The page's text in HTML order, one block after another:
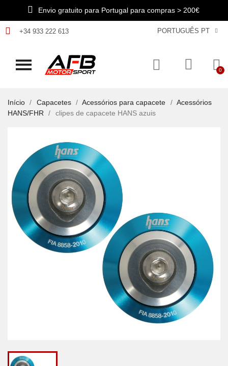
Envio gratuito para Portugal para compras > 200€
+34 933 222 613 PORTUGUÊS PT
Início Capacetes Acessórios para capacete
Acessórios
HANS/FHR
clipes de capacete HANS azuis